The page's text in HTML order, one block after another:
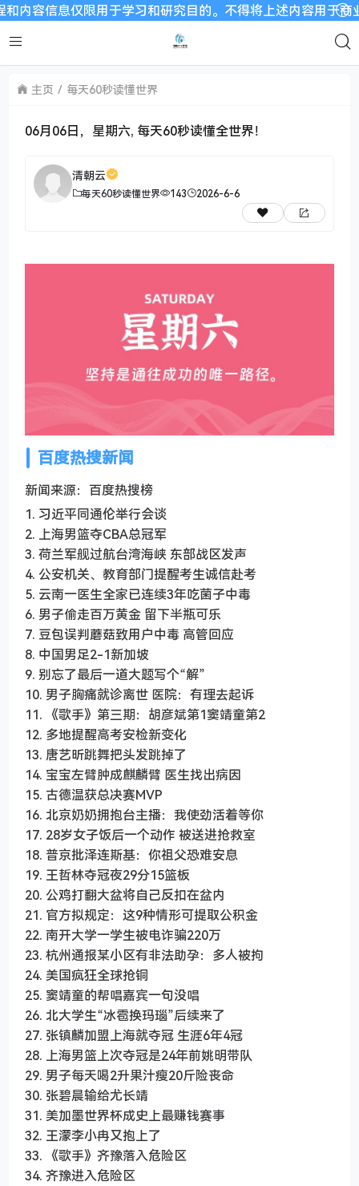
信息仅限用于学习和研究目的。不得将上述内容用于商业
主页 每天60秒读懂世界
06月06日，星期六, 每天60秒读懂全世界！
清朝云
每天60秒读懂世界 143 2026-6-6
百度热搜新闻
新闻来源：百度热搜榜
1. 习近平同通伦举行会谈
2. 上海男篮夺CBA总冠军
3. 荷兰军舰过航台湾海峡 东部战区发声
4. 公安机关、教育部门提醒考生诚信赴考
5. 云南一医生全家已连续3年吃菌子中毒
6. 男子偷走百万黄金 留下半瓶可乐
7. 豆包误判蘑菇致用户中毒 高管回应
8. 中国男足2-1新加坡
9. 别忘了最后一道大题写个“解”
10. 男子胸痛就诊离世 医院：有理去起诉
11. 《歌手》第三期：胡彦斌第1窦靖童第2
12. 多地提醒高考安检新变化
13. 唐艺昕跳舞把头发跳掉了
14. 宝宝左臂肿成麒麟臂 医生找出病因
15. 古德温获总决赛MVP
16. 北京奶奶拥抱台主播：我使劲活着等你
17. 28岁女子饭后一个动作 被送进抢救室
18. 普京批泽连斯基：你祖父恐难安息
19. 王哲林夺冠夜29分15篮板
20. 公鸡打翻大盆将自己反扣在盆内
21. 官方拟规定：这9种情形可提取公积金
22. 南开大学一学生被电诈骗220万
23. 杭州通报某小区有非法助孕：多人被拘
24. 美国疯狂全球抢铜
25. 窦靖童的帮唱嘉宾一句没唱
26. 北大学生“冰雹换玛瑙”后续来了
27. 张镇麟加盟上海就夺冠 生涯6年4冠
28. 上海男篮上次夺冠是24年前姚明带队
29. 男子每天喝2升果汁瘦20斤险丧命
30. 张碧晨输给尤长靖
31. 美加墨世界杯成史上最赚钱赛事
32. 王濛李小冉又抱上了
33. 《歌手》齐豫落入危险区
34. 齐豫进入危险区